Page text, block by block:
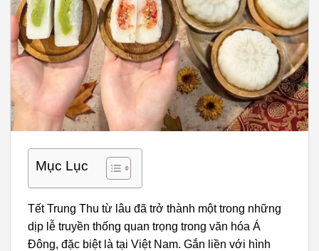
Mục Lục
Tết Trung Thu từ lâu đã trở thành một trong những
dịp lễ truyền thống quan trọng trong văn hóa Á
Đông, đặc biệt là tại Việt Nam. Gắn liền với hình